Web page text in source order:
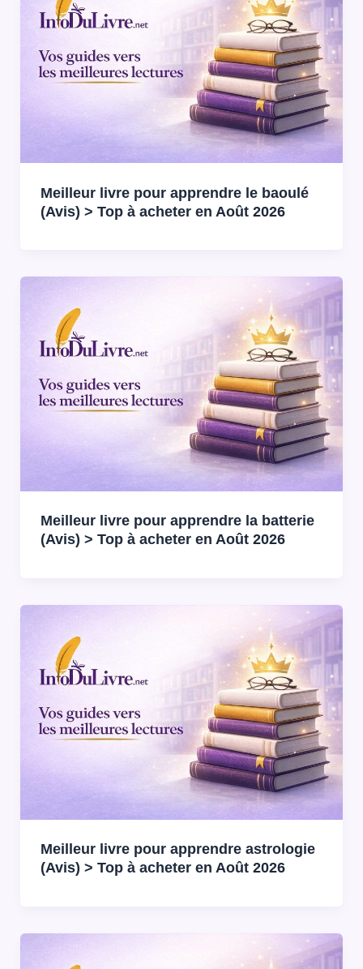
Meilleur livre pour apprendre le baoulé
(Avis) > Top à acheter en Août 2026
Meilleur livre pour apprendre la batterie
(Avis) > Top à acheter en Août 2026
Meilleur livre pour apprendre astrologie
(Avis) > Top à acheter en Août 2026